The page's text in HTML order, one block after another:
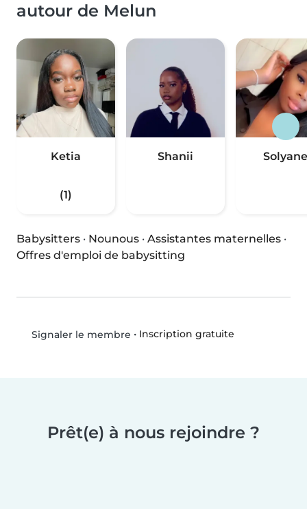
autour de Melun
Ketia
(1)
Shanii Solyane
Babysitters · Nounous · Assistantes maternelles ·
Offres d'emploi de babysitting
Signaler le membre • Inscription gratuite
Prêt(e) à nous rejoindre ?